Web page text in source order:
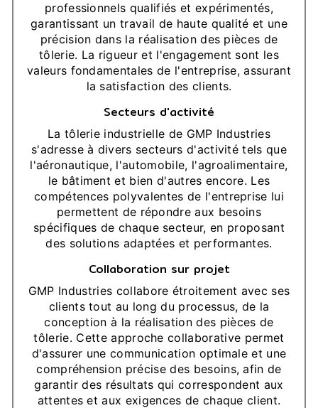
professionnels qualifiés et expérimentés,
garantissant un travail de haute qualité et une
précision dans la réalisation des pièces de
tôlerie. La rigueur et l'engagement sont les
valeurs fondamentales de l'entreprise, assurant
la satisfaction des clients.
Secteurs d'activité
La tôlerie industrielle de GMP Industries
s'adresse à divers secteurs d'activité tels que
l'aéronautique, l'automobile, l'agroalimentaire,
le bâtiment et bien d'autres encore. Les
compétences polyvalentes de l'entreprise lui
permettent de répondre aux besoins
spécifiques de chaque secteur, en proposant
des solutions adaptées et performantes.
Collaboration sur projet
GMP Industries collabore étroitement avec ses
clients tout au long du processus, de la
conception à la réalisation des pièces de
tôlerie. Cette approche collaborative permet
d'assurer une communication optimale et une
compréhension précise des besoins, afin de
garantir des résultats qui correspondent aux
attentes et aux exigences de chaque client.